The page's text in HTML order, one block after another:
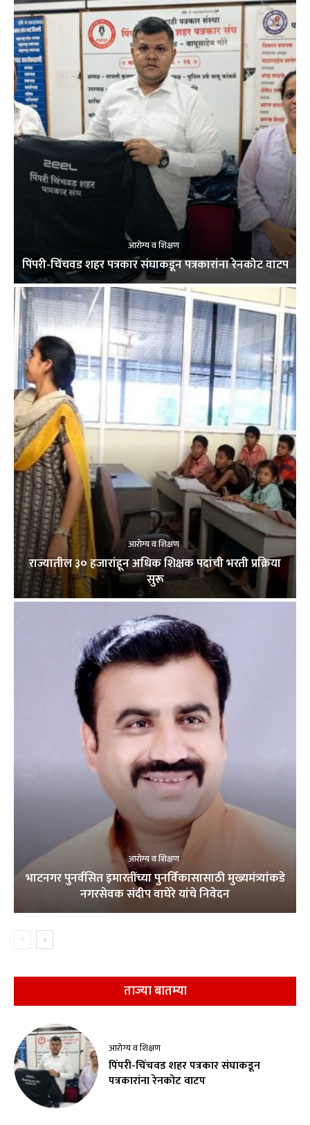
आरोग्य व शिक्षण
पिंपरी-चिंचवड शहर पत्रकार संघाकडून पत्रकारांना रेनकोट वाटप
आरोग्य व शिक्षण
राज्यातील ३० हजारांहून अधिक शिक्षक पदांची भरती प्रक्रिया
सुरू
आरोग्य व शिक्षण
भाटनगर पुनर्वसित इमारतींच्या पुनर्विकासासाठी मुख्यमंत्र्यांकडे
नगरसेवक संदीप वाघेरे यांचे निवेदन
ताज्या बातम्या
आरोग्य व शिक्षण
पिंपरी-चिंचवड शहर पत्रकार संघाकडून
पत्रकारांना रेनकोट वाटप